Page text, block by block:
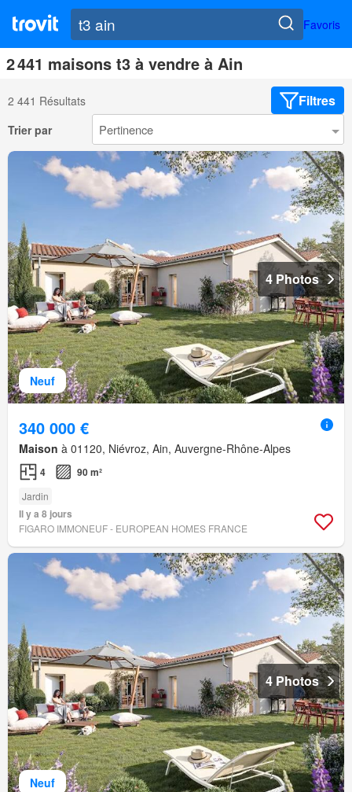
Favoris
2 441 maisons t3 à vendre à Ain
2 441 Résultats Filtres
Trier par
Neuf
4 Photos
340 000 €
Maison à 01120, Niévroz, Ain, Auvergne-Rhône-Alpes
4 90 m²
Jardin
Il y a 8 jours
FIGARO IMMONEUF - EUROPEAN HOMES FRANCE
Neuf
4 Photos